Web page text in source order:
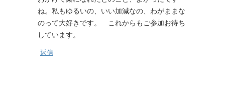
ね。私もゆるいの、いい加減なの、わがままな
のって大好きです。 これからもご参加お待ち
しています。
返信